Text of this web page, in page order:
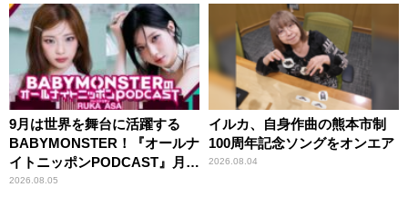
9月は世界を舞台に活躍する
BABYMONSTER！『オールナ
イトニッポンPODCAST』月替
わりパーソナリティ
2026.08.05
イルカ、自身作曲の熊本市制
100周年記念ソングをオンエア
2026.08.04